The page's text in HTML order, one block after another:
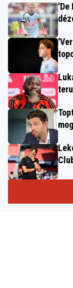
'De